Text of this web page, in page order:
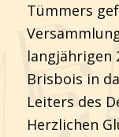
Tümmers
langjährigen
Brisbois in
Leiters des
Herzlichen